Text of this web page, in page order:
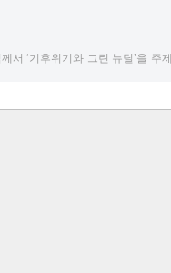
서 ‘기후위기와 그린 뉴딜’을 주